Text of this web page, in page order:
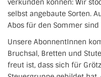
verkünden können: Wir
selbst angebaute Sorten.
Abos für den Sommer
Unsere AbonnentInnen
Bruchsal, Bretten und
freut ist, dass sich für